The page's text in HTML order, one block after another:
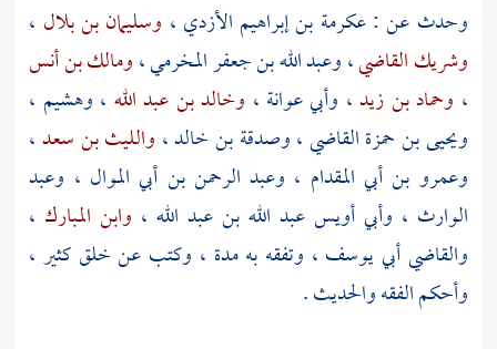
وحدث عن :عكرمة بن إبراهيم الأزدي ، وسليمان بن بلال ،
وشريك القاضي،وعبد الله بن جعفر المخرمي،ومالك بن أنس
، وحماد بن زيد، وأبي عوانة ، وخالد بن عبد الله ، وهشيم ،
ويحيى بن حمزة القاضي،وصدقة بن خالد، والليث بن سعد،
وعمرو بن أبي المقدام ، وعبد الرحمن بن أبي الموال ، وعبد
الوارث ، وأبي أويس عبد الله بن عبد الله ، وابن المبارك ،
والقاضي أبي يوسف ، وتفقه به مدة ، وكتب عن خلق كثير ،
وأحكم الفقه والحديث .